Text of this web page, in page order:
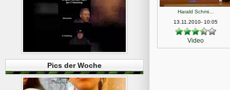
Harald Schmi…
13.11.2010- 10:05
Video
Pics der Woche